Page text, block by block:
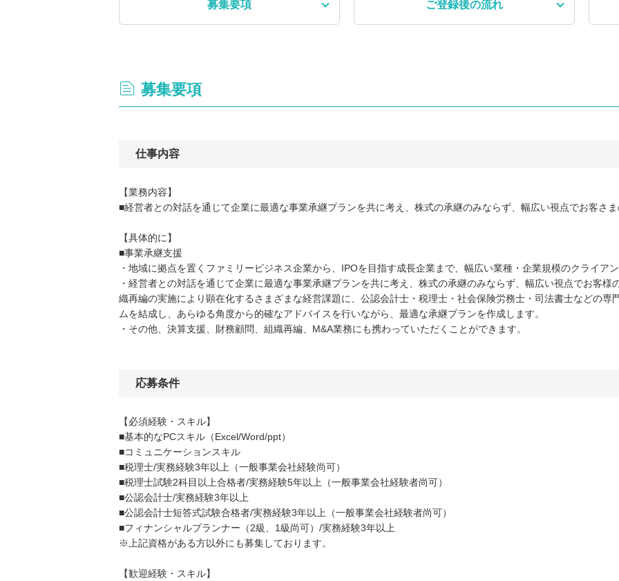
募集要項 ご登録後の流れ
募集要項
仕事内容
【業務内容】
■経営者との対話を通じて企業に最適な事業承継プランを共に考え、株式の承継のみならず、幅広い視点でお客さ
【具体的に】
■事業承継支援
・地域に拠点を置くファミリービジネス企業から、IPOを目指す成長企業まで、幅広い業種・企業規模のクライア
・経営者との対話を通じて企業に最適な事業承継プランを共に考え、株式の承継のみならず、幅広い視点でお客様
織再編の実施により顕在化するさまざまな経営課題に、公認会計士・税理士・社会保険労務士・司法書士などの専
ムを結成し、あらゆる角度から的確なアドバイスを行いながら、最適な承継プランを作成します。
・その他、決算支援、財務顧問、組織再編、M&A業務にも携わっていただくことができます。
応募条件
【必須経験・スキル】
■基本的なPCスキル（Excel/Word/ppt）
■コミュニケーションスキル
■税理士/実務経験3年以上（一般事業会社経験尚可）
■税理士試験2科目以上合格者/実務経験5年以上（一般事業会社経験者尚可）
■公認会計士/実務経験3年以上
■公認会計士短答式試験合格者/実務経験3年以上（一般事業会社経験者尚可）
■フィナンシャルプランナー（2級、1級尚可）/実務経験3年以上
※上記資格がある方以外にも募集しております。
【歓迎経験・スキル】